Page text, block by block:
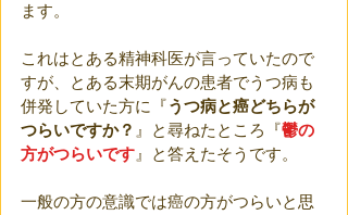
ます。
これはとある精神科医が言っていたので
すが、とある末期がんの患者でうつ病も
併発していた方に『うつ病と癌どちらが
つらいですか？ 』と尋ねたところ『鬱の
方がつらいです 』と答えたそうです。
一般の方の意識では癌の方がつらいと思